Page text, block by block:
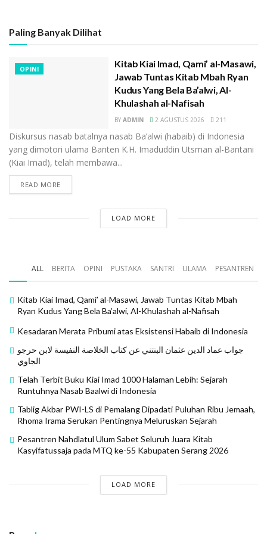
Nasab Palsu
DNA Nabi Ibrahim Versi Rumail Abbas)
Daftar Reportase Media Tentang Pendiskreditan Habaib
Ba’alwi Terhadap NU dan Kiai-Kiai NU
Ilmu nasab itu punyai kaidah, Ra. Salah satu kaidahnya:
jika menggunakan jumlah ismiyah maka itu artinya
disebutkan oleh Syekh Mahdi Roja’I dalam kitabnya: Al
Hanya saja ia tidak mengatakan mengutip dari mana.
Jadi jangan ditanya kepada Syekh Mahdi Roja’I lagi:
apakah ia setuju atau tidak dengan kaidah itu. ia hanya
mengutip. itu kaidah ahli nasab yang masyhur. Umur
kaidah itu minimal sudah 600 tahun. Kalau pengen
tahu, benarkah ada ulama masa lalu yang mengatakan
kaidah seperti itu, saya akan tunjukan, Ra. Silahkan
buka kitab Umdat al Talib al Kubra karya Ibnu Inabah
(w. 828 H.) halam 340. Ibnu Inabah mengatakan:
ومن ذالك اذا قالوا عقبه من فلان او العقب من فلان فانه يدل
بمنحصرفيه لجواز ان يكون له عقب من غيره
“Sebagian dari istilah para ahli nasab adalah ketika
Paling Banyak Dilihat
OPINI
Kitab Kiai Imad, Qami’ al-Masawi,
Jawab Tuntas Kitab Mbah Ryan
Kudus Yang Bela Ba’alwi, Al-
Khulashah al-Nafisah
BY ADMIN 2 AGUSTUS 2026 211
Diskursus nasab batalnya nasab Ba’alwi (habaib) di Indonesia
yang dimotori ulama Banten K.H. Imaduddin Utsman al-Bantani
(Kiai Imad), telah membawa...
READ MORE
LOAD MORE
ALL BERITA OPINI PUSTAKA SANTRI ULAMA PESANTREN
Kitab Kiai Imad, Qami’ al-Masawi, Jawab Tuntas Kitab Mbah
Ryan Kudus Yang Bela Ba’alwi, Al-Khulashah al-Nafisah
Kesadaran Merata Pribumi atas Eksistensi Habaib di Indonesia
جواب عماد الدين عثمان البنتني عن كتاب الخلاصة النفيسة لابن حرجو
الجاوي
Telah Terbit Buku Kiai Imad 1000 Halaman Lebih: Sejarah
Runtuhnya Nasab Baalwi di Indonesia
Tablig Akbar PWI-LS di Pemalang Dipadati Puluhan Ribu Jemaah,
Rhoma Irama Serukan Pentingnya Meluruskan Sejarah
Pesantren Nahdlatul Ulum Sabet Seluruh Juara Kitab
Kasyifatussaja pada MTQ ke-55 Kabupaten Serang 2026
LOAD MORE